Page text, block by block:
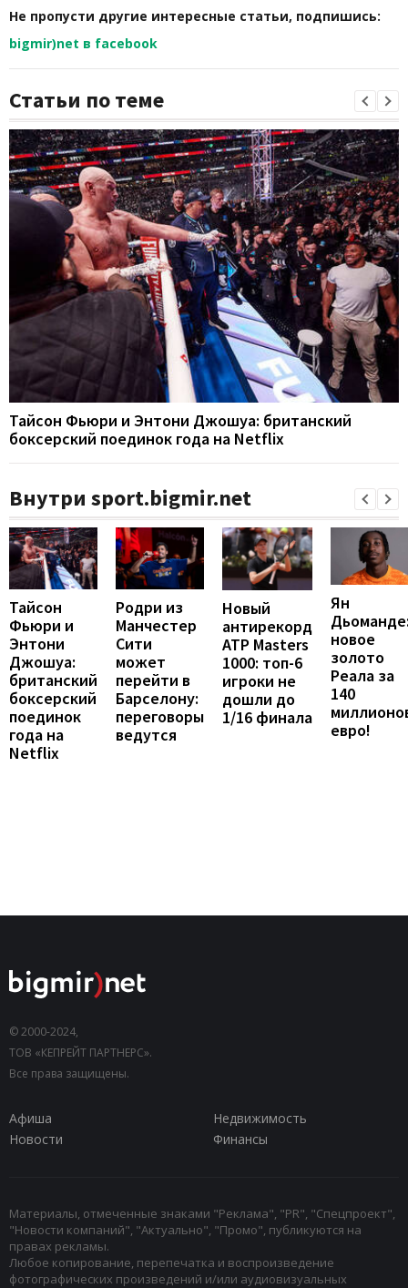
Не пропусти другие интересные статьи, подпишись:
bigmir)net в facebook
Статьи по теме
Тайсон Фьюри и Энтони Джошуа: британский
боксерский поединок года на Netflix
Внутри sport.bigmir.net
Тайсон
Фьюри и
Энтони
Джошуа:
британский
боксерский
поединок
года на
Netflix
Родри из
Манчестер
Сити
может
перейти в
Барселону:
переговоры
ведутся
Новый
антирекорд
ATP Masters
1000: топ-6
игроки не
дошли до
1/16 финала
Ян
новое
золото
Реала за
140
евро!
© 2000-2024,
ТОВ «КЕПРЕЙТ ПАРТНЕРС».
Все права защищены.
Афиша
Недвижимость
Новости
Финансы
Материалы, отмеченные знаками "Реклама", "PR", "Спецпроект",
"Новости компаний", "Актуально", "Промо", публикуются на
правах рекламы.
Любое копирование, перепечатка и воспроизведение
фотографических произведений и/или аудиовизуальных